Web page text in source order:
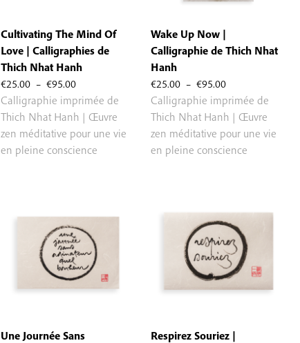
€25.00 – €95.00Plage
de
prix :
€25.00
à
Cultivating The Mind Of
Love | Calligraphies de
Thich Nhat Hanh
Calligraphie imprimée de
Thich Nhat Hanh | Œuvre
zen méditative pour une vie
en pleine conscience
€25.00 – €95.00Plage
de
prix :
€25.00
à
Wake Up Now |
Calligraphie de Thich Nhat
Hanh
Calligraphie imprimée de
Thich Nhat Hanh | Œuvre
zen méditative pour une vie
en pleine conscience
Une Journée Sans
Respirez Souriez |